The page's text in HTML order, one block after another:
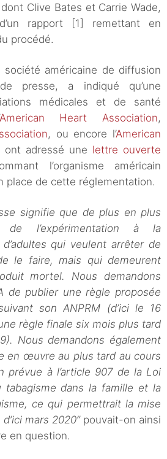
Clive Bates et Carrie Wade,
rapport [1] remettant en
procédé.
société américaine de diffusion
presse, a indiqué qu’une
médicales et de santé
Heart Association,
, ou encore l’American
ont adressé une lettre ouverte
l’organisme américain
place de cette réglementation.
signifie que de plus en plus
de l’expérimentation à la
qui veulent arrêter de
le faire, mais qui demeurent
mortel. Nous demandons
de publier une règle proposée
son ANPRM (d’ici le 16
règle finale six mois plus tard
Nous demandons également
en œuvre au plus tard au cours
prévue à l’article 907 de la Loi
dans la famille et la
ce qui permettrait la mise
mars 2020” pouvait-on ainsi
en question.